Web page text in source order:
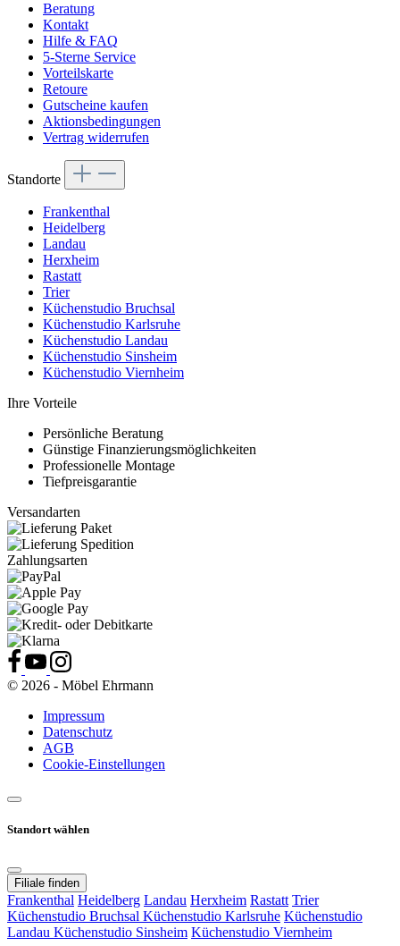
Beratung
Kontakt
Hilfe & FAQ
5-Sterne Service
Vorteilskarte
Retoure
Gutscheine kaufen
Aktionsbedingungen
Vertrag widerrufen
Standorte
Frankenthal
Heidelberg
Landau
Herxheim
Rastatt
Trier
Küchenstudio Bruchsal
Küchenstudio Karlsruhe
Küchenstudio Landau
Küchenstudio Sinsheim
Küchenstudio Viernheim
Ihre Vorteile
Persönliche Beratung
Günstige Finanzierungsmöglichkeiten
Professionelle Montage
Tiefpreisgarantie
Versandarten
Zahlungsarten
© 2026 - Möbel Ehrmann
Impressum
Datenschutz
AGB
Cookie-Einstellungen
Standort wählen
Filiale finden
Frankenthal Heidelberg Landau Herxheim Rastatt Trier
Küchenstudio Bruchsal Küchenstudio Karlsruhe Küchenstudio
Landau Küchenstudio Sinsheim Küchenstudio Viernheim